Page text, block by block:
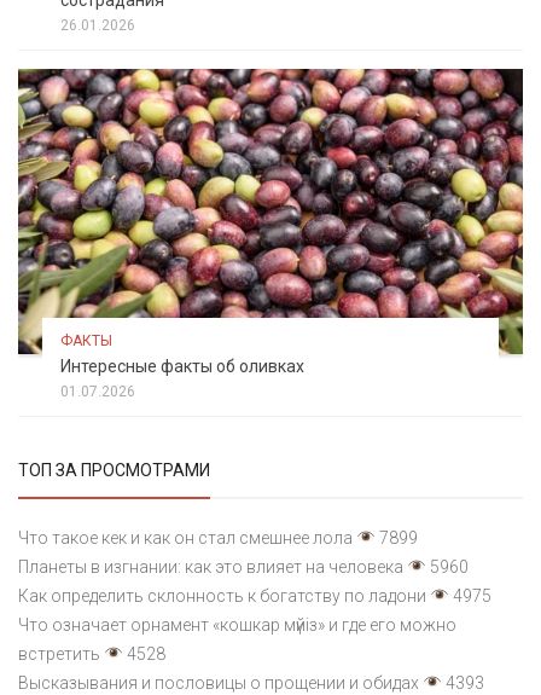
26.01.2026
ФАКТЫ
Интересные факты об оливках
01.07.2026
ТОП ЗА ПРОСМОТРАМИ
Что такое кек и как он стал смешнее лола
7899
Планеты в изгнании: как это влияет на человека
5960
Как определить склонность к богатству по ладони
4975
Что означает орнамент «кошкар мүйіз» и где его можно
встретить
4528
Высказывания и пословицы о прощении и обидах
4393